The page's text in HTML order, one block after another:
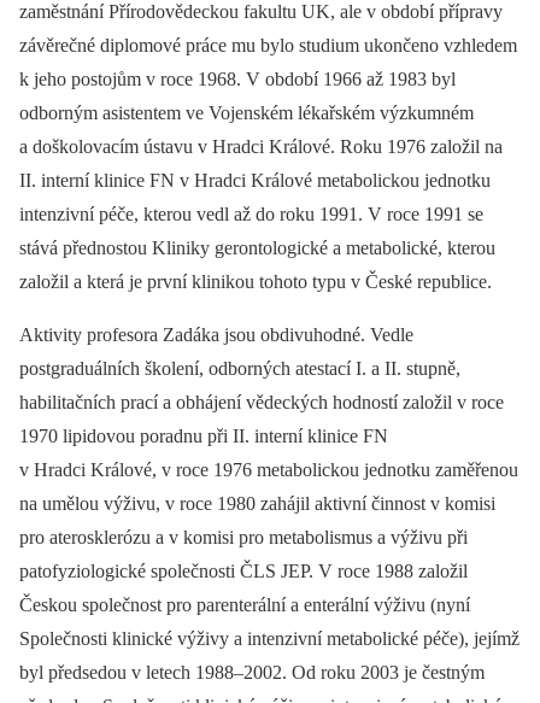
zaměstnání Přírodovědeckou fakultu UK, ale v období přípravy
závěrečné diplomové práce mu bylo studium ukončeno vzhledem
k jeho postojům v roce 1968. V období 1966 až 1983 byl
odborným asistentem ve Vojenském lékařském výzkumném
a doškolovacím ústavu v Hradci Králové. Roku 1976 založil na
II. interní klinice FN v Hradci Králové metabolickou jednotku
intenzivní péče, kterou vedl až do roku 1991. V roce 1991 se
stává přednostou Kliniky gerontologické a metabolické, kterou
založil a která je první klinikou tohoto typu v České republice.
Aktivity profesora Zadáka jsou obdivuhodné. Vedle
postgraduálních školení, odborných atestací I. a II. stupně,
habilitačních prací a obhájení vědeckých hodností založil v roce
1970 lipidovou poradnu při II. interní klinice FN
v Hradci Králové, v roce 1976 metabolickou jednotku zaměřenou
na umělou výživu, v roce 1980 zahájil aktivní činnost v komisi
pro aterosklerózu a v komisi pro metabolismus a výživu při
patofyziologické společnosti ČLS JEP. V roce 1988 založil
Českou společnost pro parenterální a enterální výživu (nyní
Společnosti klinické výživy a intenzivní metabolické péče), jejímž
byl předsedou v letech 1988–2002. Od roku 2003 je čestným